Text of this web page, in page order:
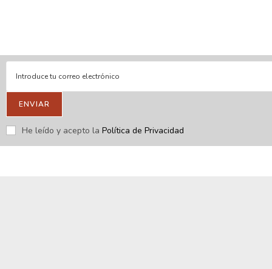
ENVIAR
He leído y acepto la Política de Privacidad